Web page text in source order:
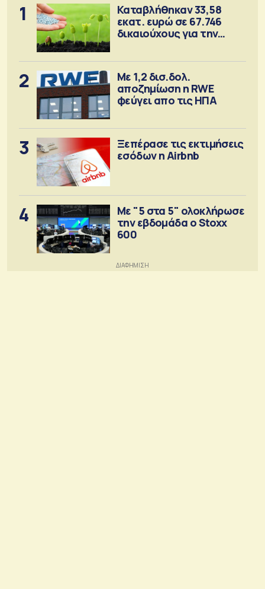
1
Καταβλήθηκαν 33,58
εκατ. ευρώ σε 67.746
δικαιούχους για την
2
Με 1,2 δισ.δολ.
αποζημίωση η RWE
φεύγει απο τις ΗΠΑ
3
Ξεπέρασε τις εκτιμήσεις
εσόδων η Airbnb
4
Με "5 στα 5" ολοκλήρωσε
την εβδομάδα ο Stoxx
600